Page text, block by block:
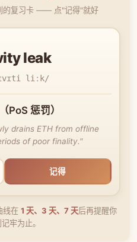
的复习卡 —— 点"记得"就好
leak
liːk/
PoS 惩罚）
drains ETH from offline
of poor finality."
记得
线在 1 天、3 天、7 天后再提醒你
牢为止。